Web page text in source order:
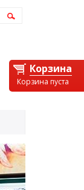
Корзина
Корзина пуста